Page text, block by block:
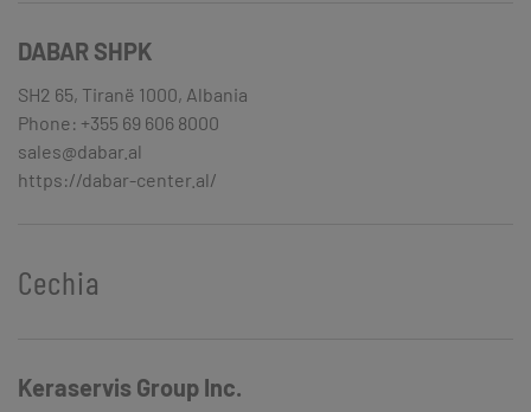
DABAR SHPK
SH2 65, Tiranë 1000, Albania
Phone: +355 69 606 8000
sales@dabar.al
https://dabar-center.al/
Cechia
Keraservis Group Inc.